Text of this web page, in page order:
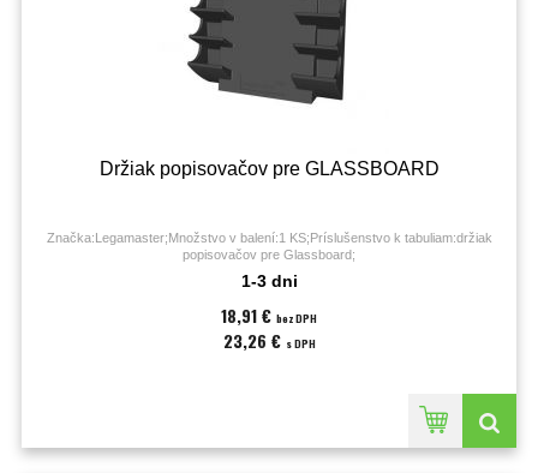
Držiak popisovačov pre GLASSBOARD
Značka:Legamaster;Množstvo v balení:1 KS;Príslušenstvo k tabuliam:držiak
popisovačov pre Glassboard;
1-3 dni
18,91 € bez DPH
23,26 € s DPH